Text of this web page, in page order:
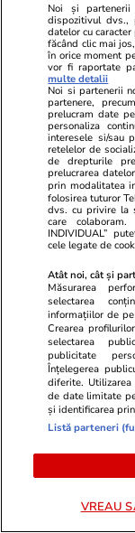
Comentarii (1)
catalinsc
Eu pun
vreo 3 ore
Iese perfect.
2 0
Comentează
Loghează-te în
Noi și
dispozitivul dvs.,
datelor cu
făcând clic mai
în orice moment
vor fi raportate
multe detalii
Noi si partenerii
partenere,
prelucram date
personaliza
interesele si/sau
retelelor de
de drepturile
prelucrarea
prin modalitatea
folosirea tuturor
dvs. cu privire la
care
INDIVIDUAL”
cele legate de
Atât noi, cât și
Măsurarea
selectarea
informațiilor de
Crearea
selectarea
publicitate
Înțelegerea
diferite.
de date limitate
și identificarea
Listă parteneri
VREAU